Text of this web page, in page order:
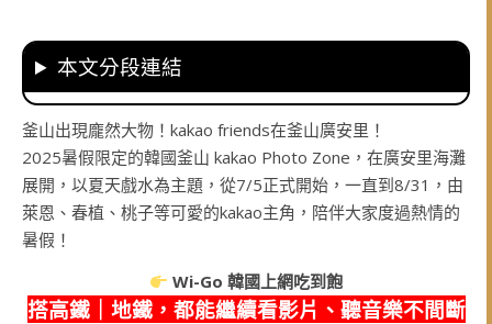
本文分段連結
釜山出現龐然大物！kakao friends在釜山廣安里！
2025暑假限定的韓國釜山 kakao Photo Zone，在廣安里海灘
展開，以夏天戲水為主題，從7/5正式開始，一直到8/31，由
萊恩、春植、桃子等可愛的kakao主角，陪伴大家度過熱情的
暑假！
Wi-Go韓國上網吃到飽
搭高鐵｜地鐵，都能繼續看影片、聽音樂不間斷